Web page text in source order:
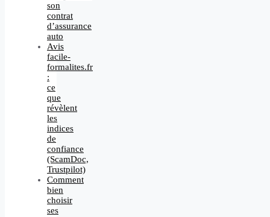
son
contrat
d’assurance
auto
Avis
facile-
formalites.fr
:
ce
que
révèlent
les
indices
de
confiance
(ScamDoc,
Trustpilot)
Comment
bien
choisir
ses